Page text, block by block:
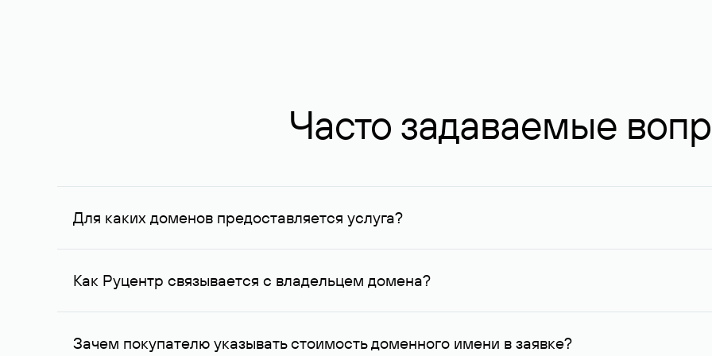
Часто задаваемые
Для каких доменов предоставляется услуга?
Услуга доступна для доменов, зарегистрированных в Руцентре и у других регистраторов. Для доменов,
Как Руцентр связывается с владельцем домена?
Для связи с владельцем домена используются его контактные данные, доступные Руцентру.
Зачем покупателю указывать стоимость доменного имени в заявке?